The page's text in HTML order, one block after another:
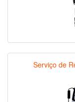
Serviço de